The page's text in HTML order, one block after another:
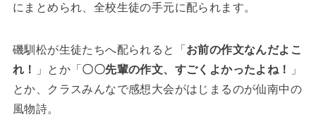
にまとめられ、全校生徒の手元に配られます。
磯馴松が生徒たちへ配られると「 お前の作文なんだよこ
れ！
」とか「 〇〇先輩の作文、すごくよかったよね！
」
とか、クラスみんなで感想大会がはじまるのが仙南中の
風物詩。